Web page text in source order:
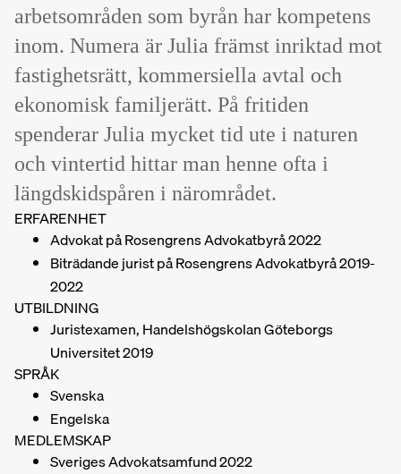
arbetsområden som byrån har kompetens
inom. Numera är Julia främst inriktad mot
fastighetsrätt, kommersiella avtal och
ekonomisk familjerätt. På fritiden
spenderar Julia mycket tid ute i naturen
och vintertid hittar man henne ofta i
längdskidspåren i närområdet.
ERFARENHET
Advokat på Rosengrens Advokatbyrå 2022
Biträdande jurist på Rosengrens Advokatbyrå 2019-
2022
UTBILDNING
Juristexamen, Handelshögskolan Göteborgs
Universitet 2019
SPRÅK
Svenska
Engelska
MEDLEMSKAP
Sveriges Advokatsamfund 2022